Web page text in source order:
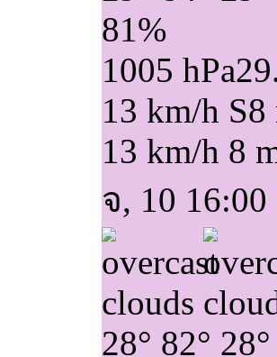
81%
1005 hPa
13 km/h S8
13 km/h 8
จ, 10 16:00
28° 82° 28°